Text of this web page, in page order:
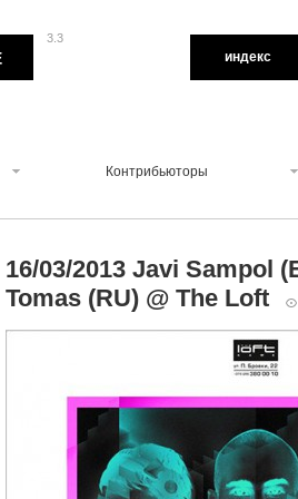
3.3
индекс
Контрибьюторы
16/03/2013 Javi Sampol
Tomas (RU) @ The Loft